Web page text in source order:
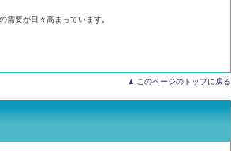
需要が日々高まっています。
このページのトップに戻る